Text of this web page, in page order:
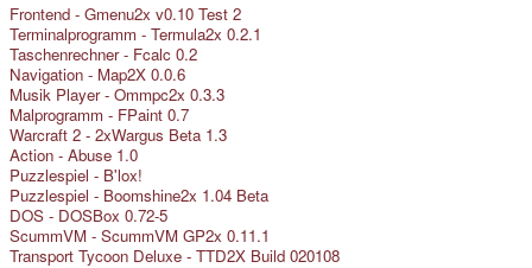
Frontend - Gmenu2x v0.10 Test 2
Terminalprogramm - Termula2x 0.2.1
Taschenrechner - Fcalc 0.2
Navigation - Map2X 0.0.6
Musik Player - Ommpc2x 0.3.3
Malprogramm - FPaint 0.7
Warcraft 2 - 2xWargus Beta 1.3
Action - Abuse 1.0
Puzzlespiel - B'lox!
Puzzlespiel - Boomshine2x 1.04 Beta
DOS - DOSBox 0.72-5
ScummVM - ScummVM GP2x 0.11.1
Transport Tycoon Deluxe - TTD2X Build 020108